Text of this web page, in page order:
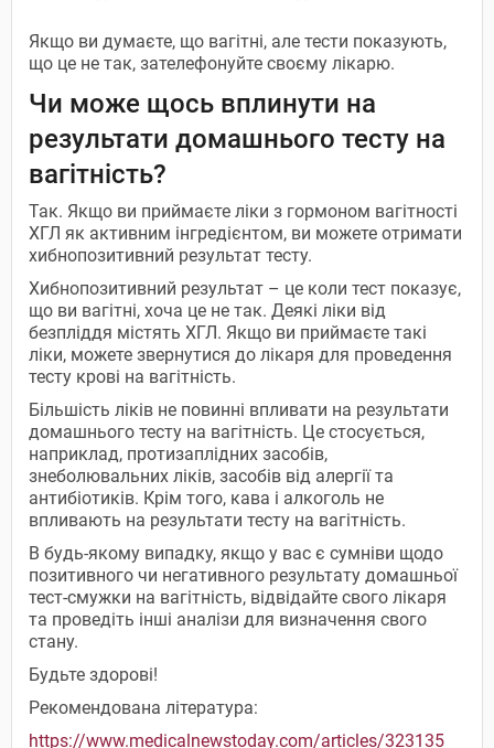
Якщо ви думаєте, що вагітні, але тести показують,
що це не так, зателефонуйте своєму лікарю.
Чи може щось вплинути на
результати домашнього тесту на
вагітність?
Так. Якщо ви приймаєте ліки з гормоном вагітності
ХГЛ як активним інгредієнтом, ви можете отримати
хибнопозитивний результат тесту.
Хибнопозитивний результат – це коли тест показує,
що ви вагітні, хоча це не так. Деякі ліки від
безпліддя містять ХГЛ. Якщо ви приймаєте такі
ліки, можете звернутися до лікаря для проведення
тесту крові на вагітність.
Більшість ліків не повинні впливати на результати
домашнього тесту на вагітність. Це стосується,
наприклад, протизаплідних засобів,
знеболювальних ліків, засобів від алергії та
антибіотиків. Крім того, кава і алкоголь не
впливають на результати тесту на вагітність.
В будь-якому випадку, якщо у вас є сумніви щодо
позитивного чи негативного результату домашньої
тест-смужки на вагітність, відвідайте свого лікаря
та проведіть інші аналізи для визначення свого
стану.
Будьте здорові!
Рекомендована література:
https://www.medicalnewstoday.com/articles/323135